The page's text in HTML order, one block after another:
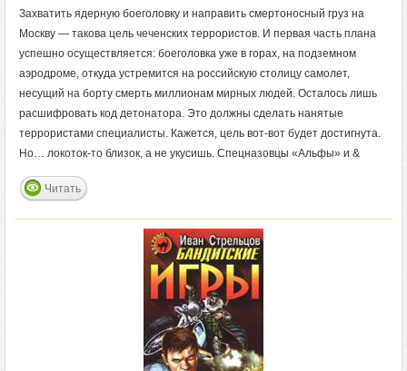
Захватить ядерную боеголовку и направить смертоносный груз на
Москву — такова цель чеченских террористов. И первая часть плана
успешно осуществляется: боеголовка уже в горах, на подземном
аэродроме, откуда устремится на российскую столицу самолет,
несущий на борту смерть миллионам мирных людей. Осталось лишь
расшифровать код детонатора. Это должны сделать нанятые
террористами специалисты. Кажется, цель вот-вот будет достигнута.
Но… локоток-то близок, а не укусишь. Спецназовцы «Альфы» и &
Читать